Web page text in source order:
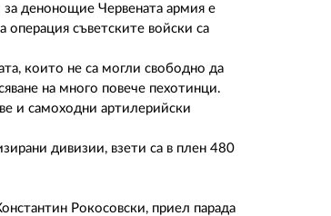
денонощие Червената армия е
съветските войски са
които не са могли свободно да
на много повече пехотинци.
и самоходни артилерийски
дивизии, взети са в плен 480
Рокосовски, приел парада